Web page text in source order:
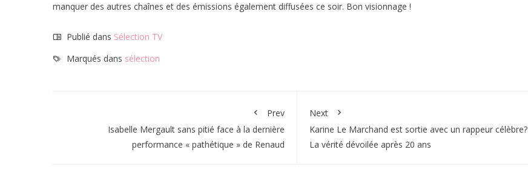
manquer des autres chaînes et des émissions également diffusées ce soir. Bon visionnage !
Publié dans Sélection TV
Marqués dans sélection
Prev
Isabelle Mergault sans pitié face à la dernière
performance « pathétique » de Renaud
Next
Karine Le Marchand est sortie avec un rappeur célèbre?
La vérité dévoilée après 20 ans